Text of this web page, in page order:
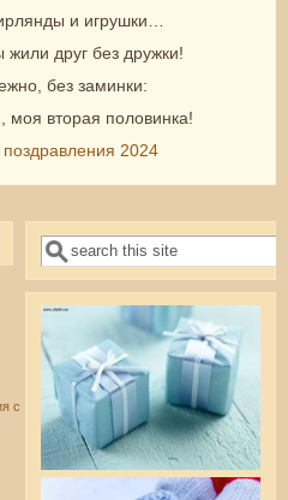
и игрушки…
друг без дружки!
без заминки:
вторая половинка!
2024
с
Форма поиска
Поиск